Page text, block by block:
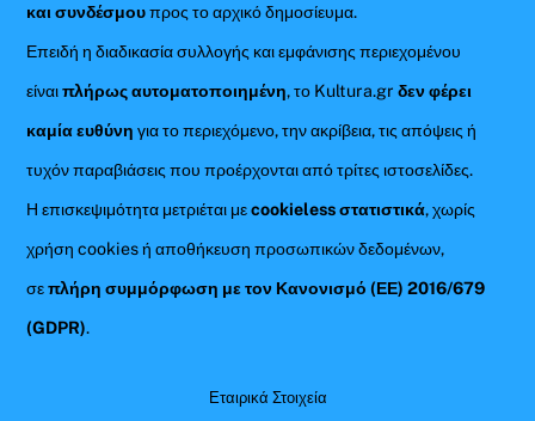
και συνδέσμουπρος το αρχικό δημοσίευμα.
Επειδή η διαδικασία συλλογής και εμφάνισης περιεχομένου
είναιπλήρως αυτοματοποιημένη, το Kultura.grδεν φέρει
καμία ευθύνη για το περιεχόμενο, την ακρίβεια, τις απόψεις ή
τυχόν παραβιάσεις που προέρχονται από τρίτες ιστοσελίδες.
Η επισκεψιμότητα μετριέται μεcookieless στατιστικά, χωρίς
χρήση cookies ή αποθήκευση προσωπικών δεδομένων,
σεπλήρη συμμόρφωση με τον Κανονισμό (ΕΕ) 2016/679
(GDPR).
Εταιρικά Στοιχεία